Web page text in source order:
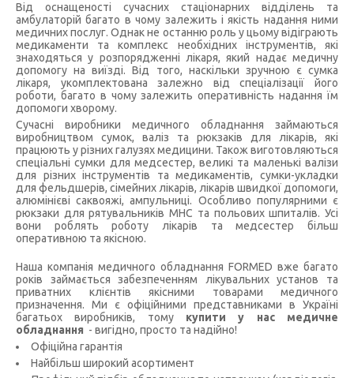
Від оснащеності сучасних стаціонарних відділень та
амбулаторій багато в чому залежить і якість надання ними
медичних послуг. Однак не останню роль у цьому відіграють
медикаменти та комплекс необхідних інструментів, які
знаходяться у розпорядженні лікаря, який надає медичну
допомогу на виїзді. Від того, наскільки зручною є сумка
лікаря, укомплектована залежно від спеціалізації його
роботи, багато в чому залежить оперативність надання їм
допомоги хворому.
Сучасні виробники медичного обладнання займаються
виробництвом сумок, валіз та рюкзаків для лікарів, які
працюють у різних галузях медицини. Також виготовляються
спеціальні сумки для медсестер, великі та маленькі валізи
для різних інструментів та медикаментів, сумки-укладки
для фельдшерів, сімейних лікарів, лікарів швидкої допомоги,
алюмінієві саквояжі, ампульниці. Особливо популярними є
рюкзаки для рятувальників МНС та польових шпиталів. Усі
вони роблять роботу лікарів та медсестер більш
оперативною та якісною.
Наша компанія медичного обладнання FORMED вже багато
років займається забезпеченням лікувальних установ та
приватних клієнтів якісними товарами медичного
призначення. Ми є офіційними представниками в Україні
багатьох виробників, тому купити у нас медичне
обладнання - вигідно, просто та надійно!
Офіційна гарантія
Найбільш широкий асортимент